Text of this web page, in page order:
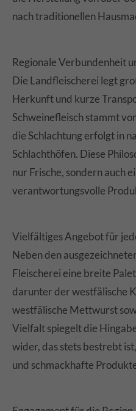
nach traditionellen
Regionale Verbundenheit
Die Landfleischerei legt
Herkunft und kurze
Schweinefleisch stammt
die Schlachtung erfolgt in
Schlachthöfen. Diese
nur Frische, sondern auch
verantwortungsvolle
Vielfältiges Angebot für
Neben den
Fleischerei eine breite
darunter der westfälische
westfälische Mettwurst
Vielfalt spiegelt die
wider, das stets bestrebt
und schmackhafte